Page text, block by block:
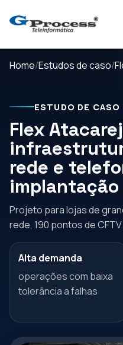
Home Estudos de caso
ESTUDO DE CASO
Flex
rede e
Projeto para lojas de
rede, 190 pontos de
Alta demanda
operações com baixa
tolerância a falhas